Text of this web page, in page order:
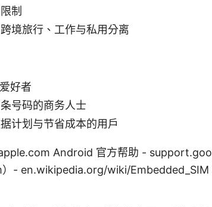
制
境旅行、工作与私用分离
好者
号码的商务人士
计划与节省成本的用户
Android 官方帮助 -
- en.wikipedia.org/wiki/Embedded_SIM